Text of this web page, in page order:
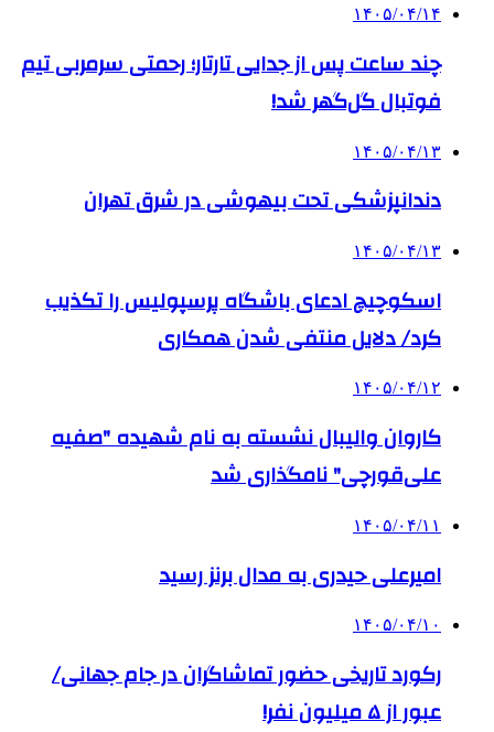
۱۴۰۵/۰۴/۱۴
چند ساعت پس از جدایی تارتار؛ رحمتی سرمربی تیم
فوتبال گل‌گهر شد!
۱۴۰۵/۰۴/۱۳
دندانپزشکی تحت بیهوشی در شرق تهران
۱۴۰۵/۰۴/۱۳
اسکوچیچ ادعای باشگاه پرسپولیس را تکذیب
کرد/ دلایل منتفی شدن همکاری
۱۴۰۵/۰۴/۱۲
کاروان والیبال نشسته به نام شهیده "صفیه
علی‌قورچی" نامگذاری شد
۱۴۰۵/۰۴/۱۱
امیرعلی حیدری به مدال برنز رسید
۱۴۰۵/۰۴/۱۰
رکورد تاریخی حضور تماشاگران در جام جهانی/
عبور از ۵ میلیون نفر!